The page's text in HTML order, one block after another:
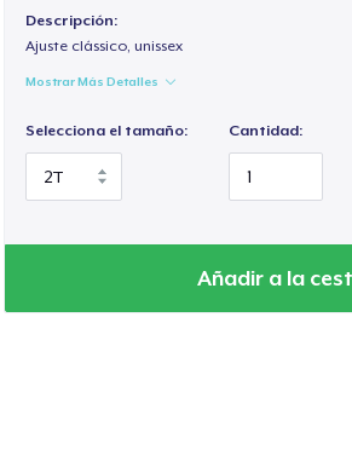
Descripción:
Ajuste clássico, unissex
Mostrar Más Detalles
Selecciona el tamaño: Cantidad:
Añadir a la